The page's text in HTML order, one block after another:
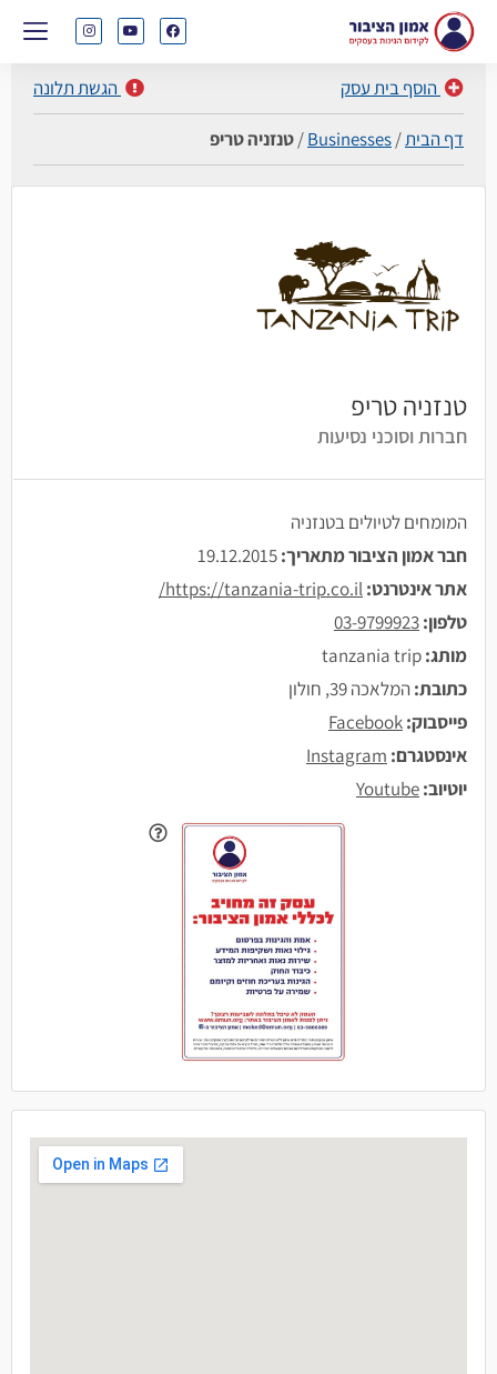
הוסף בית עסק הגשת תלונה
דף הבית/
Businesses
/טנזניה טריפ
טנזניה טריפ
חברות וסוכני נסיעות
המומחים לטיולים בטנזניה
חבר אמון הציבור מתאריך:
אתר אינטרנט:https://tanzania-trip.co.il/
טלפון:03-9799923
מותג:
כתובת:המלאכה 39, חולון
פייסבוק:Facebook
אינסטגרם: Instagram
יוטיוב:Youtube